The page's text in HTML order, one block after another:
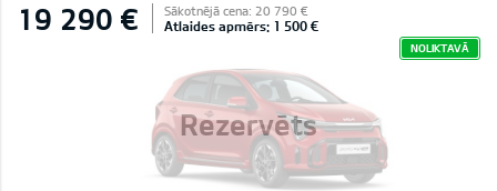
Rezervēts
19 290 € Sākotnējā cena: 20 790 €
Atlaides apmērs: 1 500 €
NOLIKTAVĀ